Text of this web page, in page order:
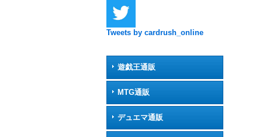
Tweets by cardrush_online
遊戯王通販
MTG通販
デュエマ通販